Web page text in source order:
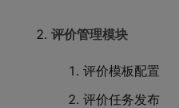
评价管理模块
评价模板配置
评价任务发布